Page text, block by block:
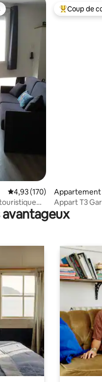
: 4,85 sur 5
plus appréciés
Évaluation moyenne sur la
4,93 (170)
Coups de
Coup de
Appartement
Appart T3
Cébazat